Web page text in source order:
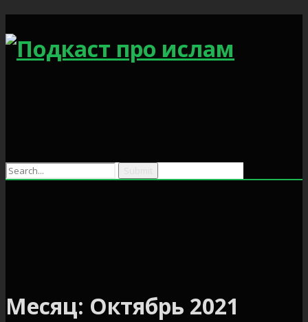
Месяц: Октябрь 2021